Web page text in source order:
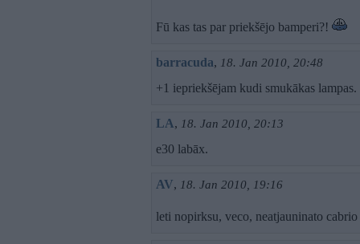
Fū kas tas par priekšējo bamperi?!
barracuda, 18. Jan 2010, 20:48
+1 iepriekšējam kudi smukākas
LA, 18. Jan 2010, 20:13
e30 labāx.
AV, 18. Jan 2010, 19:16
leti nopirksu, veco, neatjauninato cabrio